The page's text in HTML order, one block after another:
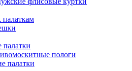
палаткам
пологи
палатки